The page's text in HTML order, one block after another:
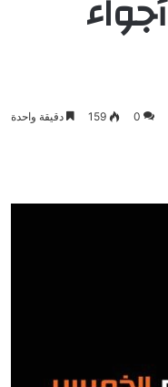
26-6-2025.. أجواء
0
159 دقيقة واحدة